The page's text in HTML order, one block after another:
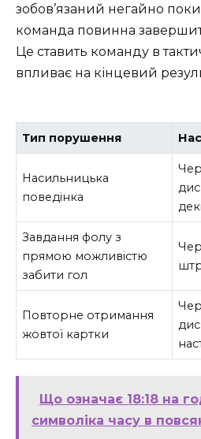
зобов’язаний негайно
команда повинна
Це ставить команду в
впливає на кінцевий
Тип порушення
Насильницька
поведінка
Завдання фолу з
прямою можливістю
забити гол
Повторне отримання
жовтої картки
Що означає 18:18 на
символіка часу в